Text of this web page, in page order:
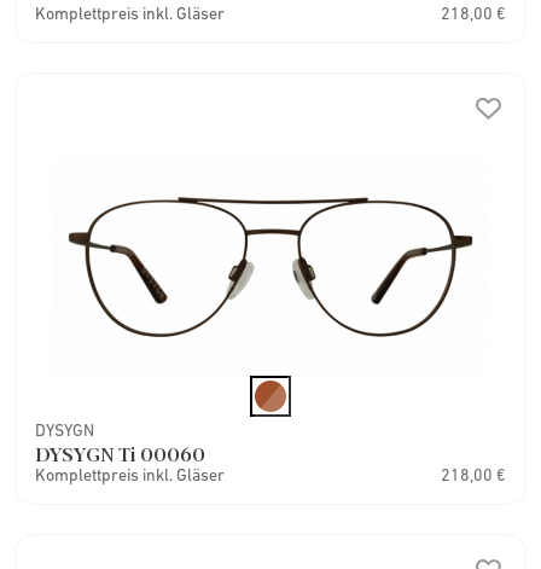
Komplettpreis inkl. Gläser 218,00 €
DYSYGN
DYSYGN Ti 00060
Komplettpreis inkl. Gläser 218,00 €